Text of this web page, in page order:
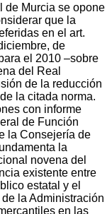
de Murcia se opone
que la
en el art.
de
el 2010 –sobre
del Real
de la reducción
la citada norma.
con informe
de Función
la Consejería de
la
novena del
existente entre
estatal y el
la Administración
en las